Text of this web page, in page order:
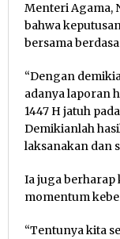
Menteri Agama,
bahwa
bersama
“Dengan
adanya laporan
1447 H jatuh
Demikianlah
laksanakan dan
Ia juga berharap
momentum
“Tentunya kita